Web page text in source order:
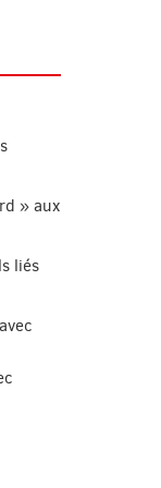
» aux
liés